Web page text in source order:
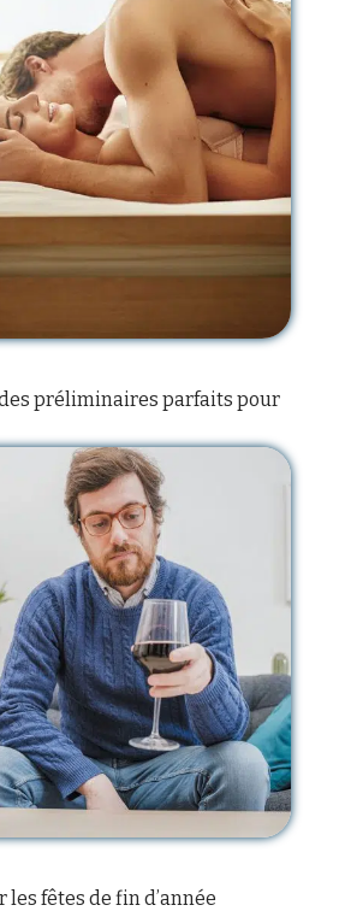
préliminaires parfaits pour
fêtes de fin d’année